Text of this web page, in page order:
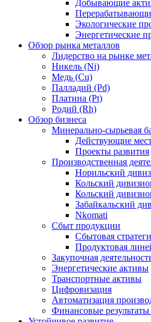
Добывающие
Экологические
Энергетические
Обзор рынка металлов
Лидерство на рынке
Никель (Ni)
Медь (Cu)
Палладий (Pd)
Платина (Pt)
Родий (Rh)
Обзор бизнеса
Минерально-сырьевая
Действующие
Проекты развития
Производственная
Норильский
Кольский
Кольский
Забайкальский
Nkomati
Сбыт продукции
Сбытовая
Продуктовая
Закупочная
Энергетические активы
Транспортные активы
Цифровизация
Автоматизация
Финансовые